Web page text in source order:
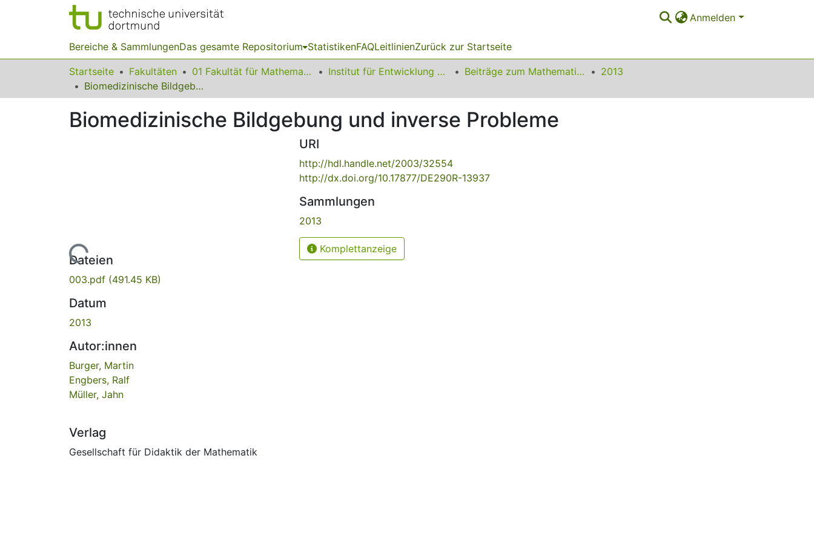
Anmelden
Bereiche & SammlungenDas gesamte Repositorium StatistikenFAQLeitlinienZurück zur Startseite
Startseite Fakultäten 01 Fakultät für Mathematik Institut für Entwicklung und Erforschung des Mathematikunterrichts Beiträge zum Mathematikunterricht
2013
Biomedizinische Bildgebung und inverse Probleme
Biomedizinische Bildgebung und inverse Probleme
Lade...
Dateien
003.pdf (491.45 KB)
Datum
2013
Autor:innen
Burger, Martin
Engbers, Ralf
Müller, Jahn
Verlag
Gesellschaft für Didaktik der Mathematik
URI
http://hdl.handle.net/2003/32554
http://dx.doi.org/10.17877/DE290R-13937
Sammlungen
2013
Komplettanzeige